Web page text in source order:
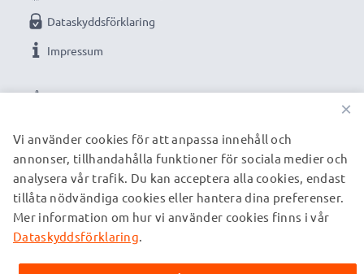
VÅRA BETALNINGSALTERNATIV
Dataskyddsförklaring
Impressum
VÅRA FRAKTPARTNERS
© subtel.se 2026
Alla priser är inklusive moms och exklusive fraktkostnader.
varumärken tillhörande deras ägare och anges på våra
×
Vi använder cookies för att anpassa innehåll och
annonser, tillhandahålla funktioner för sociala medier och
analysera vår trafik. Du kan acceptera alla cookies, endast
tillåta nödvändiga cookies eller hantera dina preferenser.
Mer information om hur vi använder cookies finns i vår
Dataskyddsförklaring.